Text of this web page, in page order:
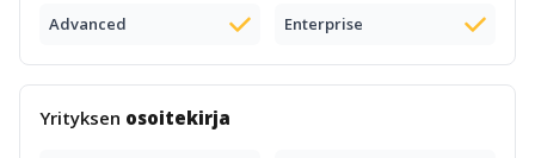
Advanced Enterprise
Yrityksen osoitekirja